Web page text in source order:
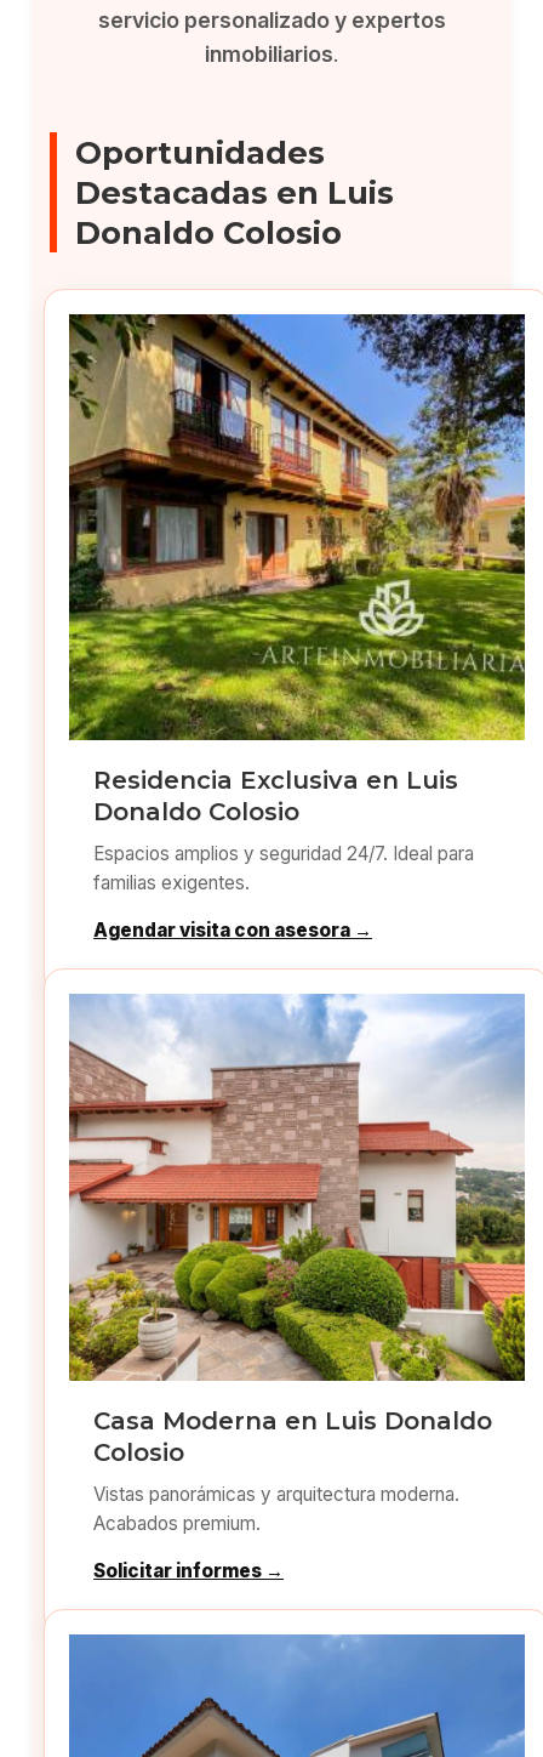
servicio personalizado y expertos
inmobiliarios.
Oportunidades
Destacadas en Luis
Donaldo Colosio
Residencia Exclusiva en Luis
Donaldo Colosio
Espacios amplios y seguridad 24/7. Ideal para
familias exigentes.
Agendar visita con asesora →
Casa Moderna en Luis Donaldo
Colosio
Vistas panorámicas y arquitectura moderna.
Acabados premium.
Solicitar informes →